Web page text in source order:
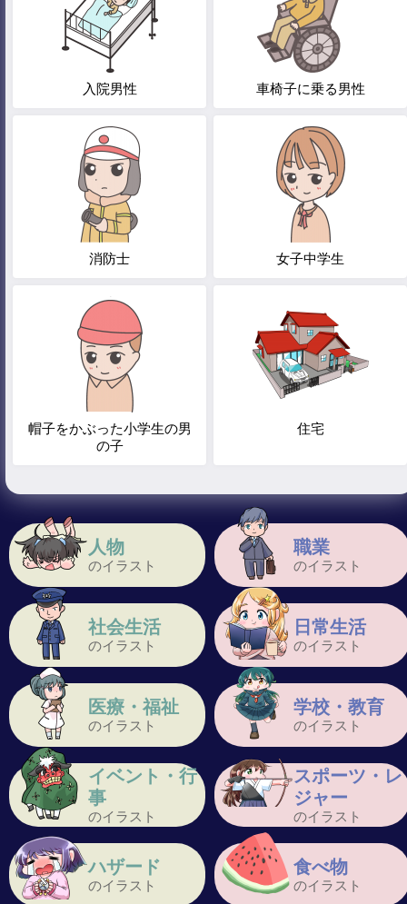
人物
のイラスト
職業
のイラスト
社会生活
のイラスト
日常生活
のイラスト
医療・福祉
のイラスト
学校・教育
のイラスト
イベント・行
事
のイラスト
スポーツ・レ
ジャー
のイラスト
ハザード
のイラスト
食べ物
のイラスト
入院男性 車椅子に乗る男性
消防士 女子中学生
帽子をかぶった小学生の男
の子
住宅